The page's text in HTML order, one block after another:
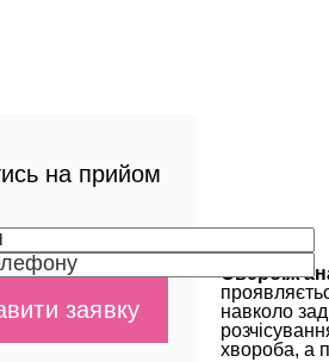
на прийом
Свербіж
навколо
хвороба, а